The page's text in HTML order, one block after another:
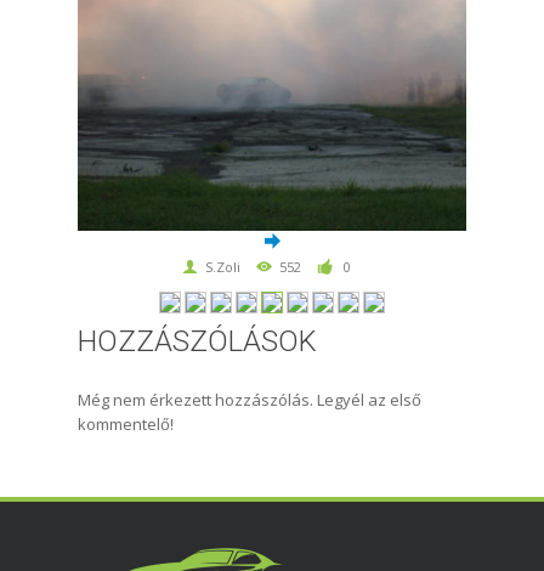
S.Zoli 552 0
HOZZÁSZÓLÁSOK
Még nem érkezett hozzászólás. Legyél az első
kommentelő!